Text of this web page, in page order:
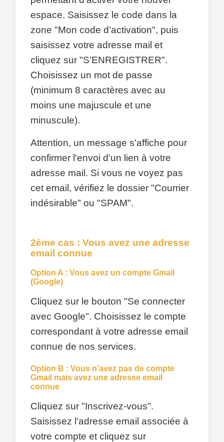
espace. Saisissez le code dans la
zone "Mon code d’activation", puis
saisissez votre adresse mail et
cliquez sur "S’ENREGISTRER".
Choisissez un mot de passe
(minimum 8 caractères avec au
moins une majuscule et une
minuscule).
Attention, un message s'affiche pour
confirmer l'envoi d'un lien à votre
adresse mail. Si vous ne voyez pas
cet email, vérifiez le dossier "Courrier
indésirable" ou "SPAM".
2ème cas : Vous avez une adresse
email connue
Option A : Vous avez un compte Gmail
(Google)
Cliquez sur le bouton "Se connecter
avec Google". Choisissez le compte
correspondant à votre adresse email
connue de nos services.
Option B : Vous n'avez pas de compte
Gmail mais avez une adresse email
connue
Cliquez sur "Inscrivez-vous".
Saisissez l'adresse email associée à
votre compte et cliquez sur